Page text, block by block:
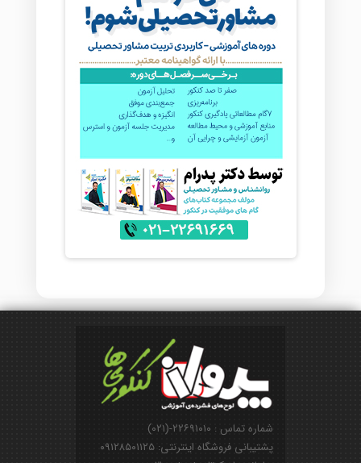
شماره تماس : ۲۲۶۹۱۰۱۰-(۰۲۱)
پشتیبانی فروشگاه اینترنتی: ۰۹۱۲۸۵۰۱۱۲۵